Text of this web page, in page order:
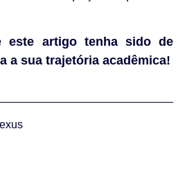
este artigo tenha sido de
a sua trajetória acadêmica!